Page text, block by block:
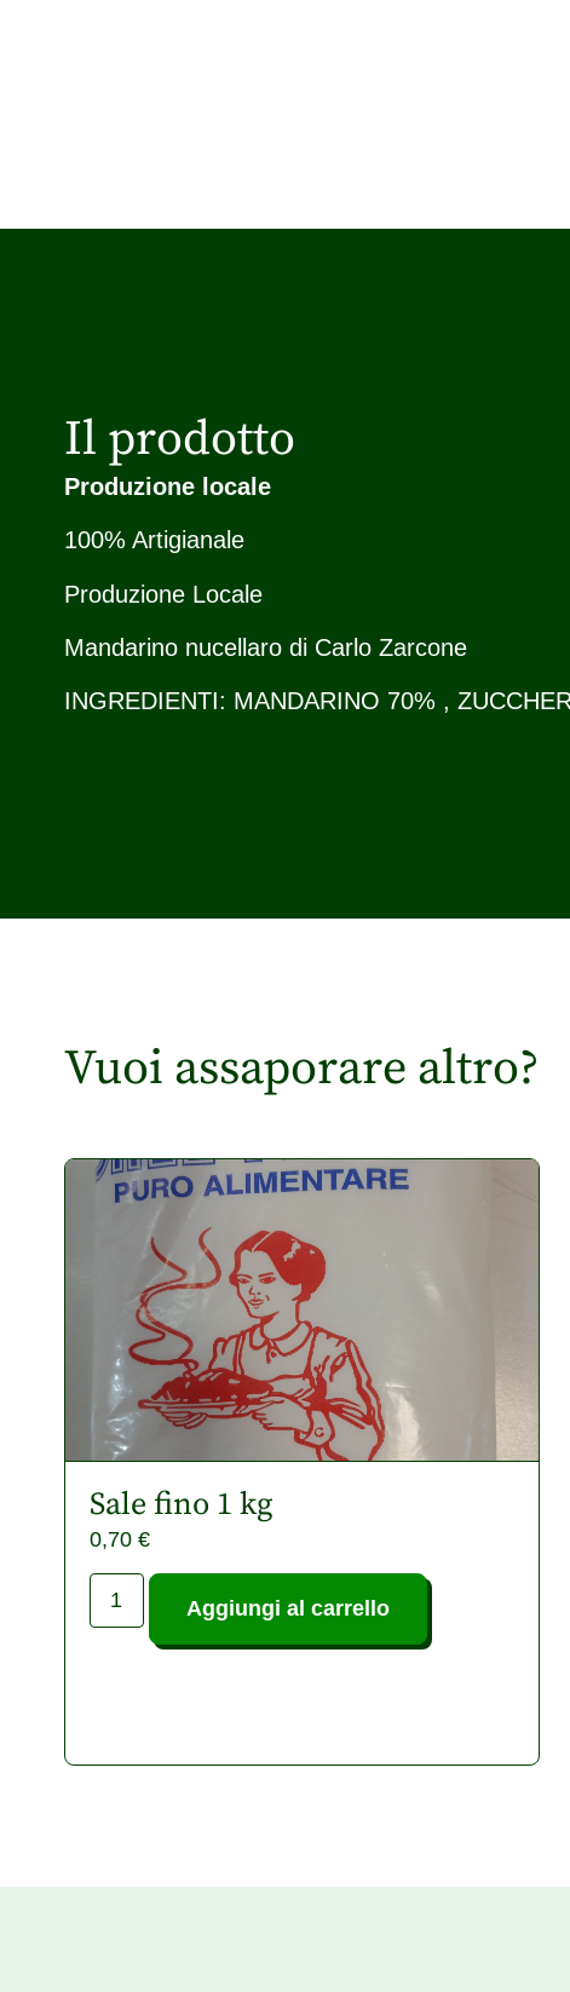
Il prodotto
Produzione locale
100% Artigianale
Produzione Locale
Mandarino nucellaro di Carlo Zarcone
INGREDIENTI: MANDARINO 70% ,
Vuoi assaporare altro?
Sale fino 1 kg
0,70 €
Aggiungi al carrello